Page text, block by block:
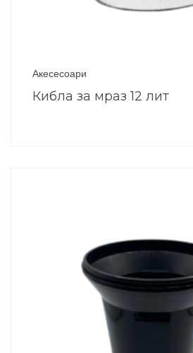
Акесесоари
Кибла за мраз 12 лит